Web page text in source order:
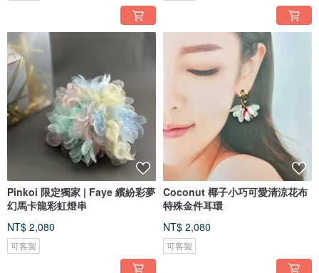
Pinkoi 限定獨家 | Faye 繽紛彩夢
幻馬卡龍彩虹燈串
NT$ 2,080
可客製
Coconut 椰子小巧可愛清涼花布
特殊金件耳環
NT$ 2,080
可客製